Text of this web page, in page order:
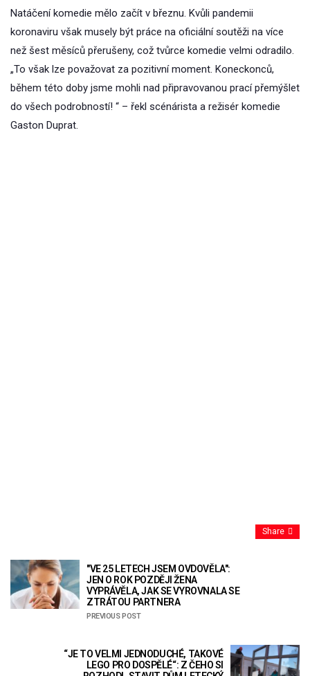
Natáčení komedie mělo začít v březnu. Kvůli pandemii
koronaviru však musely být práce na oficiální soutěži na více
než šest měsíců přerušeny, což tvůrce komedie velmi odradilo.
„To však lze považovat za pozitivní moment. Koneckonců,
během této doby jsme mohli nad připravovanou prací přemýšlet
do všech podrobností! “ – řekl scénárista a režisér komedie
Gaston Duprat.
Share
"VE 25 LETECH JSEM OVDOVĚLA":
JEN O ROK POZDĚJI ŽENA
VYPRÁVĚLA, JAK SE VYROVNALA SE
ZTRÁTOU PARTNERA
PREVIOUS POST
“JE TO VELMI JEDNODUCHÉ, TAKOVÉ
LEGO PRO DOSPĚLÉ“: Z ČEHO SI